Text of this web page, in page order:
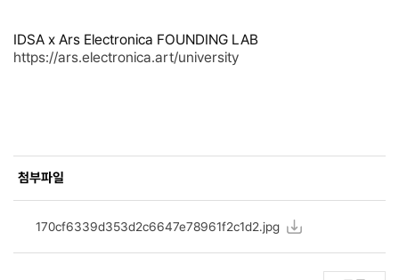
IDSA x Ars Electronica FOUNDING LAB
https://ars.electronica.art/university
리스트
첨부파일
170cf6339d353d2c6647e78961f2c1d2.jpg